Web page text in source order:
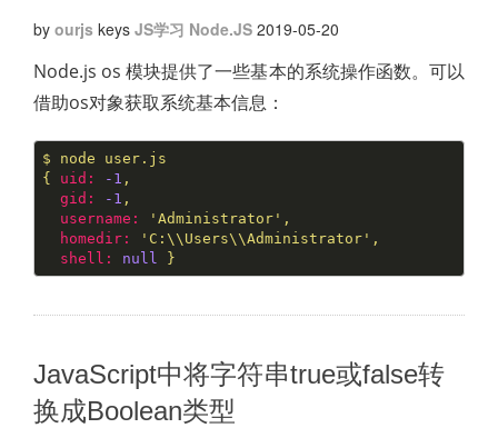
by ourjs keys JS学习 Node.JS 2019-05-20
Node.js os 模块提供了一些基本的系统操作函数。可以
借助os对象获取系统基本信息：
$ node
user.js
{
uid: -1 ,
gid:
-1 ,
username:
'Administrator' ,
homedir:
'C:\\Users\\Administrator' ,
shell:
null }
JavaScript中将字符串true或false转
换成Boolean类型